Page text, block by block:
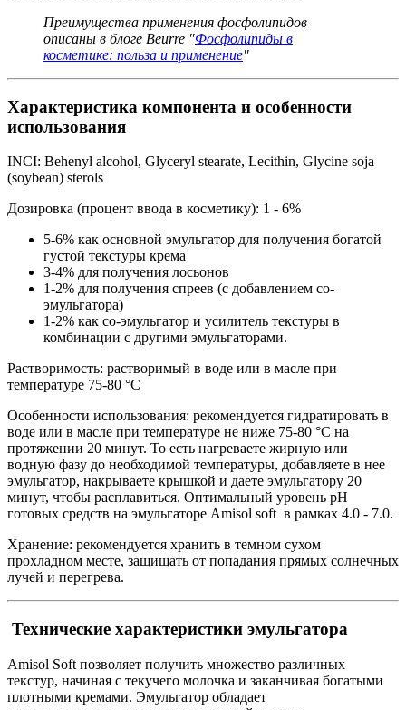
Преимущества применения фосфолипидов
описаны в блоге Beurre "Фосфолипиды в
косметике: польза и применение"
Характеристика компонента и особенности
использования
INCI: Behenyl alcohol, Glyceryl stearate, Lecithin, Glycine soja
(soybean) sterols
Дозировка (процент ввода в косметику): 1 - 6%
5-6% как основной эмульгатор для получения богатой
густой текстуры крема
3-4% для получения лосьонов
1-2% для получения спреев (с добавлением со-
эмульгатора)
1-2% как со-эмульгатор и усилитель текстуры в
комбинации с другими эмульгаторами.
Растворимость: растворимый в воде или в масле при
температуре 75-80 °C
Особенности использования: рекомендуется гидратировать в
воде или в масле при температуре не ниже 75-80 °C на
протяжении 20 минут. То есть нагреваете жирную или
водную фазу до необходимой температуры, добавляете в нее
эмульгатор, накрываете крышкой и даете эмульгатору 20
минут, чтобы расплавиться. Оптимальный уровень рН
готовых средств на эмульгаторе Amisol soft в рамках 4.0 - 7.0.
Хранение: рекомендуется хранить в темном сухом
прохладном месте, защищать от попадания прямых солнечных
лучей и перегрева.
Технические характеристики эмульгатора
Amisol Soft позволяет получить множество различных
текстур, начиная с текучего молочка и заканчивая богатыми
плотными кремами. Эмульгатор обладает